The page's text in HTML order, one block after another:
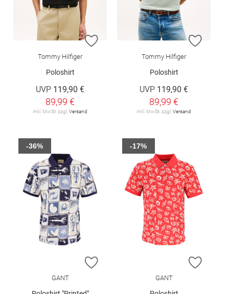
ZUR WUNSCHLISTE HINZUFÜGEN
Tommy Hilfiger
Poloshirt
UVP 119,90 €
89,99 €
inkl. MwSt. zzgl. Versand
ZUR
Tommy Hilfiger
Poloshirt
UVP 119,90 €
89,99 €
inkl. MwSt. zzgl. Versand
ZUR WUNSCHLISTE HINZUFÜGEN
GANT
-36%
ZUR
GANT
-17%